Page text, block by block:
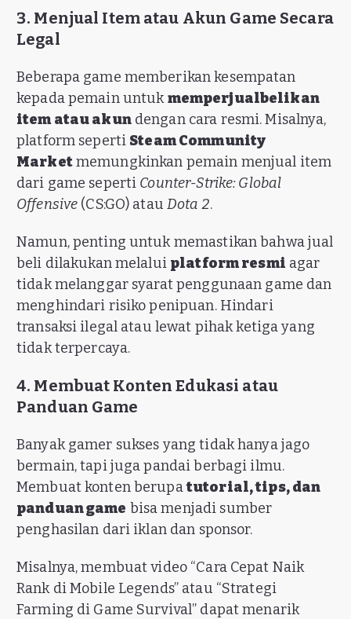
3. Menjual Item atau Akun Game Secara
Legal
Beberapa game memberikan kesempatan
kepada pemain untukmemperjualbelikan
item atau akundengan cara resmi. Misalnya,
platform seperti Steam Community
Marketmemungkinkan pemain menjual item
dari game seperti Counter-Strike: Global
Offensive (CS:GO) atau Dota 2.
Namun, penting untuk memastikan bahwa jual
beli dilakukan melalui platform resmi agar
tidak melanggar syarat penggunaan game dan
menghindari risiko penipuan. Hindari
transaksi ilegal atau lewat pihak ketiga yang
tidak terpercaya.
4. Membuat Konten Edukasi atau
Panduan Game
Banyak gamer sukses yang tidak hanya jago
bermain, tapi juga pandai berbagi ilmu.
Membuat konten berupatutorial, tips, dan
panduan game bisa menjadi sumber
penghasilan dari iklan dan sponsor.
Misalnya, membuat video “Cara Cepat Naik
Rank di Mobile Legends” atau “Strategi
Farming di Game Survival” dapat menarik